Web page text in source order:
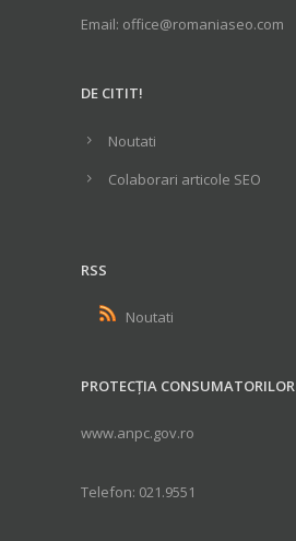
Email: office@romaniaseo.com
DE CITIT!
Noutati
Colaborari articole SEO
RSS
Noutati
PROTECȚIA CONSUMATORILOR
www.anpc.gov.ro
Telefon: 021.9551